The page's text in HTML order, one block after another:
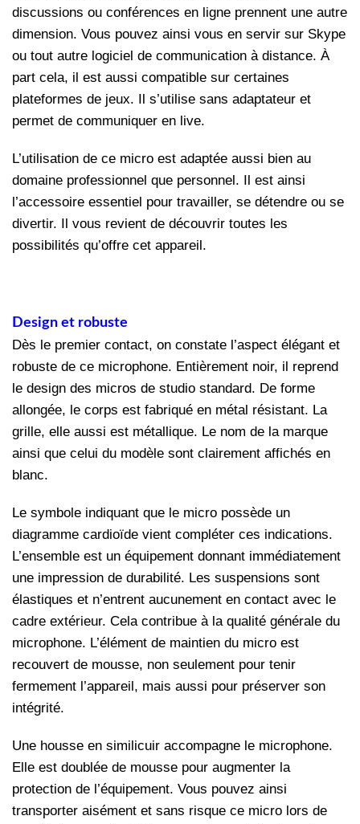
discussions ou conférences en ligne prennent une autre
dimension. Vous pouvez ainsi vous en servir sur Skype
ou tout autre logiciel de communication à distance. À
part cela, il est aussi compatible sur certaines
plateformes de jeux. Il s’utilise sans adaptateur et
permet de communiquer en live.
L’utilisation de ce micro est adaptée aussi bien au
domaine professionnel que personnel. Il est ainsi
l’accessoire essentiel pour travailler, se détendre ou se
divertir. Il vous revient de découvrir toutes les
possibilités qu’offre cet appareil.
Design et robuste
Dès le premier contact, on constate l’aspect élégant et
robuste de ce microphone. Entièrement noir, il reprend
le design des micros de studio standard. De forme
allongée, le corps est fabriqué en métal résistant. La
grille, elle aussi est métallique. Le nom de la marque
ainsi que celui du modèle sont clairement affichés en
blanc.
Le symbole indiquant que le micro possède un
diagramme cardioïde vient compléter ces indications.
L’ensemble est un équipement donnant immédiatement
une impression de durabilité. Les suspensions sont
élastiques et n’entrent aucunement en contact avec le
cadre extérieur. Cela contribue à la qualité générale du
microphone. L’élément de maintien du micro est
recouvert de mousse, non seulement pour tenir
fermement l’appareil, mais aussi pour préserver son
intégrité.
Une housse en similicuir accompagne le microphone.
Elle est doublée de mousse pour augmenter la
protection de l’équipement. Vous pouvez ainsi
transporter aisément et sans risque ce micro lors de